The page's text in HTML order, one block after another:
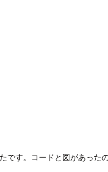
す。コードと図があった